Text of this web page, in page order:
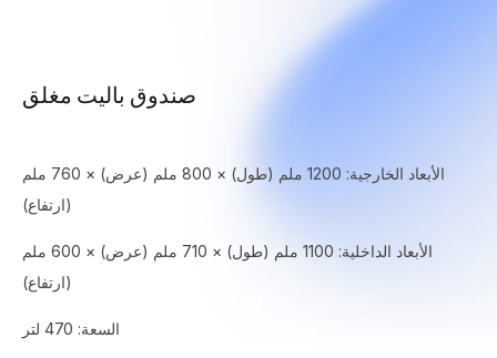
صندوق باليت مغلق
الأبعاد الخارجية: 1200 ملم (طول) × 800 ملم (عرض) × 760 ملم
(ارتفاع)
الأبعاد الداخلية: 1100 ملم (طول) × 710 ملم (عرض) × 600 ملم
(ارتفاع)
السعة: 470 لتر